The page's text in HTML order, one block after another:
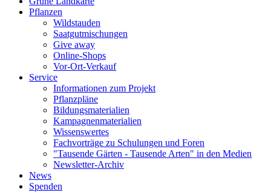
Pflanzen
Wildstauden
Saatgutmischungen
Give away
Online-Shops
Vor-Ort-Verkauf
Service
Informationen zum Projekt
Pflanzpläne
Bildungsmaterialien
Kampagnenmaterialien
Wissenswertes
Fachvorträge zu Schulungen und Foren
"Tausende Gärten - Tausende Arten" in den Medien
Newsletter-Archiv
News
Spenden